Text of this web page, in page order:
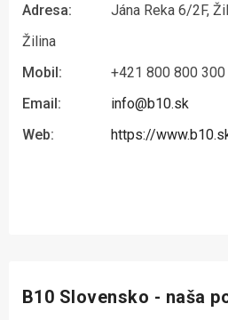
Adresa:
Jána Reka 6/2F,
Žilina
Mobil:
+421 800 800 300
Email:
info@b10.sk
Web:
https://
B10 Slovensko - naša